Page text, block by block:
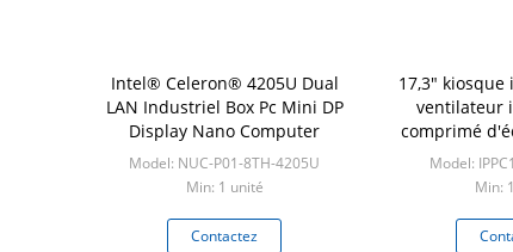
Intel® Celeron® 4205U Dual
LAN Industriel Box Pc Mini DP
Display Nano Computer
Model: NUC-P01-8TH-4205U
Min: 1 unité
Contactez
17,3"
ventilateur
comprimé
PC
Model:
Min: